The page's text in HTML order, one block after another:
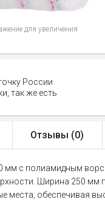
для увеличения
России
так же есть
Отзывы (0)
мм с полиамидным
Ширина 250
места, обеспечивая